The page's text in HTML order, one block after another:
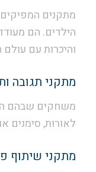
מתקנים
הילדים. הם
והיכרות עם עולם
מתקני תגובה
משחקים שבהם
לאורות, סימנים
מתקני שיתוף